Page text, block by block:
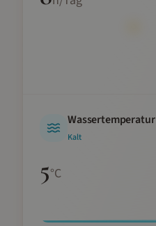
Wassertemperatur
Kalt
5°C